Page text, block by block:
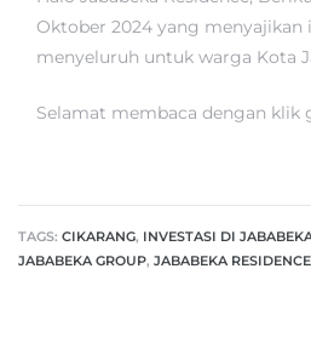
Oktober 2024 yang menyajikan
menyeluruh untuk warga Kota
Selamat membaca dengan klik
TAGS: CIKARANG, INVESTASI DI
JABABEKA GROUP, JABABEKA RESIDENCE